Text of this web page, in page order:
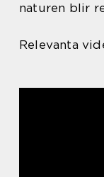
naturen blir
Relevanta